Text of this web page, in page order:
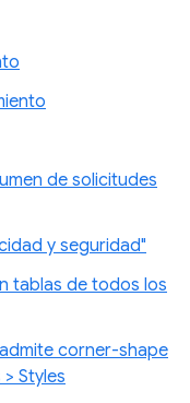
de solicitudes
y seguridad"
tablas de todos los
corner-shape
Styles